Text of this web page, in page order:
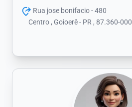
Rua jose bonifacio - 480
Centro , Goioerê - PR , 87.360-000